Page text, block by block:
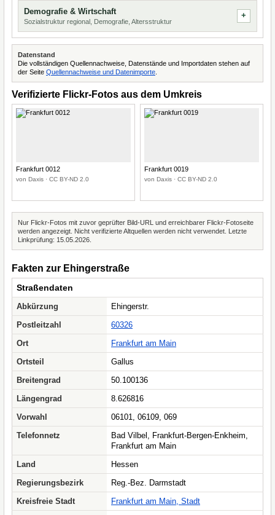
Demografie & Wirtschaft
Sozialstruktur regional, Demografie, Altersstruktur
Datenstand
Die vollständigen Quellennachweise, Datenstände und Importdaten stehen auf
der Seite Quellennachweise und Datenimporte
Verifizierte Flickr-Fotos aus dem Umkreis
Frankfurt 0012
von Daxis · CC BY-ND 2.0
Frankfurt 0019
von Daxis · CC BY-ND 2.0
Nur Flickr-Fotos mit zuvor geprüfter Bild-URL und erreichbarer Flickr-Fotoseite
werden angezeigt. Nicht verifizierte Altquellen werden nicht verwendet. Letzte
Linkprüfung: 15.05.2026.
Fakten zur Ehingerstraße
Straßendaten
Abkürzung
Ehingerstr.
Postleitzahl
60326
Ort
Frankfurt am Main
Ortsteil
Gallus
Breitengrad
50.100136
Längengrad
8.626816
Vorwahl
06101, 06109, 069
Telefonnetz
Bad Vilbel, Frankfurt-Bergen-Enkheim,
Frankfurt am Main
Land
Hessen
Regierungsbezirk
Reg.-Bez. Darmstadt
Kreisfreie Stadt
Frankfurt am Main, Stadt